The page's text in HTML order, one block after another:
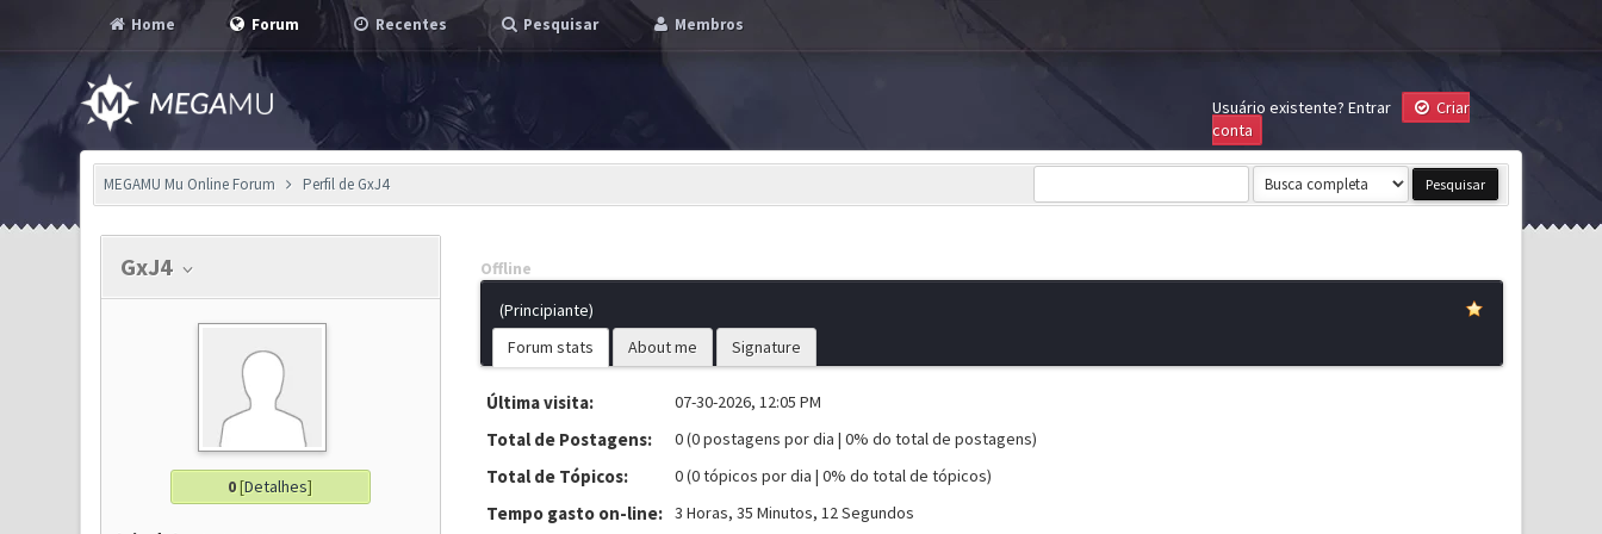
Home Forum Recentes Pesquisar Membros
Usuário existente? Entrar
Criar
conta
MEGAMU Mu Online Forum Perfil de GxJ4
GxJ4
0[Detalhes]
Offline
(Principiante)
Forum stats
About me Signature
Última visita: 07-30-2026, 12:05 PM
Total de Postagens: 0 (0 postagens por dia | 0% do total de postagens)
Total de Tópicos: 0 (0 tópicos por dia | 0% do total de tópicos)
Tempo gasto on-line: 3 Horas, 35 Minutos, 12 Segundos